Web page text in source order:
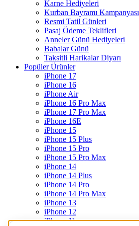
Karne Hediyeleri
Kurban Bayramı Kampanyası
Resmi Tatil Günleri
Pasaj Ödeme Teklifleri
Anneler Günü Hediyeleri
Babalar Günü
Taksitli Harikalar Diyarı
Popüler Ürünler
iPhone 17
iPhone 16
iPhone Air
iPhone 16 Pro Max
iPhone 17 Pro Max
iPhone 16E
iPhone 15
iPhone 15 Plus
iPhone 15 Pro
iPhone 15 Pro Max
iPhone 14
iPhone 14 Plus
iPhone 14 Pro
iPhone 14 Pro Max
iPhone 13
iPhone 12
iPhone 11